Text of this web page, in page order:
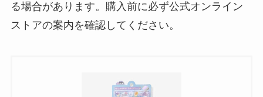
る場合があります。購入前に必ず公式オンライン
ストアの案内を確認してください。